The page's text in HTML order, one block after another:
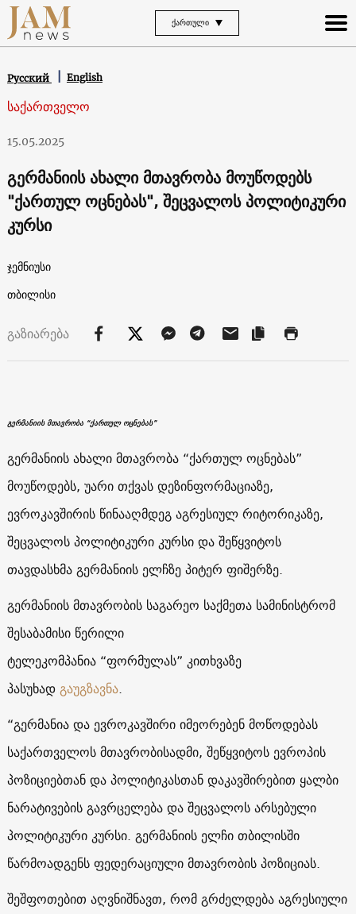
ᲥᲐᲠᲗᲣᲚᲘ
Русский English
საქართველო
15.05.2025
გერმანიის ახალი მთავრობა მოუწოდებს
"ქართულ ოცნებას", შეცვალოს პოლიტიკური
კურსი
ჯემნიუსი
თბილისი
გაზიარება
გერმანიის მთავრობა “ქართულ ოცნებას”
გერმანიის ახალი მთავრობა “ქართულ ოცნებას”
მოუწოდებს, უარი თქვას დეზინფორმაციაზე,
ევროკავშირის წინააღმდეგ აგრესიულ რიტორიკაზე,
შეცვალოს პოლიტიკური კურსი და შეწყვიტოს
თავდასხმა გერმანიის ელჩზე პიტერ ფიშერზე.
გერმანიის მთავრობის საგარეო საქმეთა სამინისტრომ
შესაბამისი წერილი
ტელეკომპანია “ფორმულას” კითხვაზე
პასუხადგაუგზავნა.
“გერმანია და ევროკავშირი იმეორებენ მოწოდებას
საქართველოს მთავრობისადმი, შეწყვიტოს ევროპის
პოზიციებთან და პოლიტიკასთან დაკავშირებით ყალბი
ნარატივების გავრცელება და შეცვალოს არსებული
პოლიტიკური კურსი. გერმანიის ელჩი თბილისში
წარმოადგენს ფედერაციული მთავრობის პოზიციას.
შეშფოთებით აღვნიშნავთ, რომ გრძელდება აგრესიული